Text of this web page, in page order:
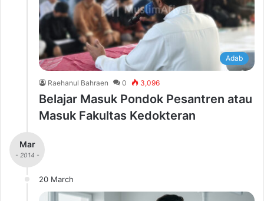
Adab
Raehanul Bahraen 0 3,096
Belajar Masuk Pondok Pesantren atau
Masuk Fakultas Kedokteran
Mar
- 2014 -
20 March